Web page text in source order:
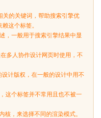
关的关键词，帮助搜索引擎优
这个标签。
，一般用于搜索引擎结果中显
多人协作设计网页时使用，不
计版权，在一般的设计中用不
这个标签并不常用且也不被一
核，来选择不同的渲染模式。